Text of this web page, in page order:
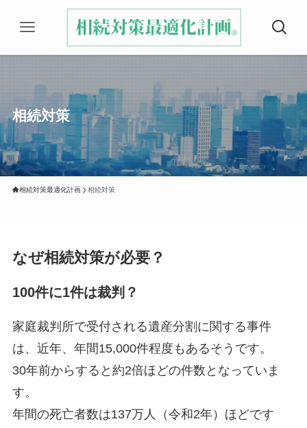
相続対策
相続対策最適化計画 相続対策
なぜ相続対策が必要？
100件に1件は裁判？
家庭裁判所で受付される遺産分割に関する事件
は、近年、年間15,000件程度もあるそうです。
30年前からすると約2倍ほどの件数となっていま
す。
年間の死亡者数は137万人（令和2年）ほどです